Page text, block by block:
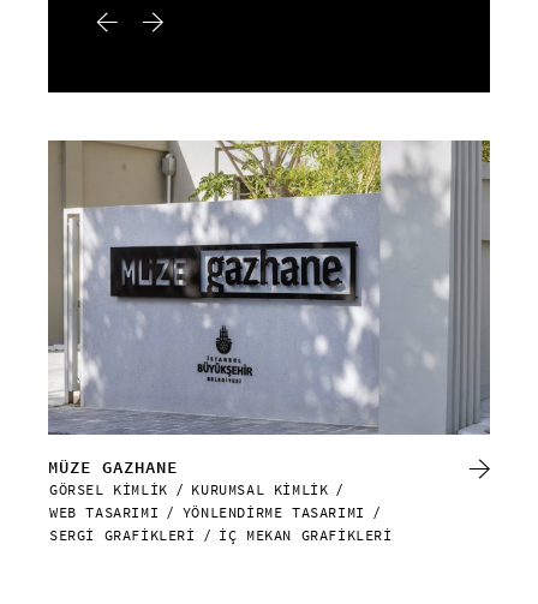
MÜZE GAZHANE
GÖRSEL KİMLİK
KURUMSAL KİMLİK
WEB TASARIMI
YÖNLENDİRME TASARIMI
SERGİ GRAFİKLERİ
İÇ MEKAN GRAFİKLERİ